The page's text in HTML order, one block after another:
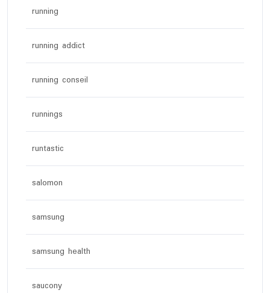
running
running addict
running conseil
runnings
runtastic
salomon
samsung
samsung health
saucony